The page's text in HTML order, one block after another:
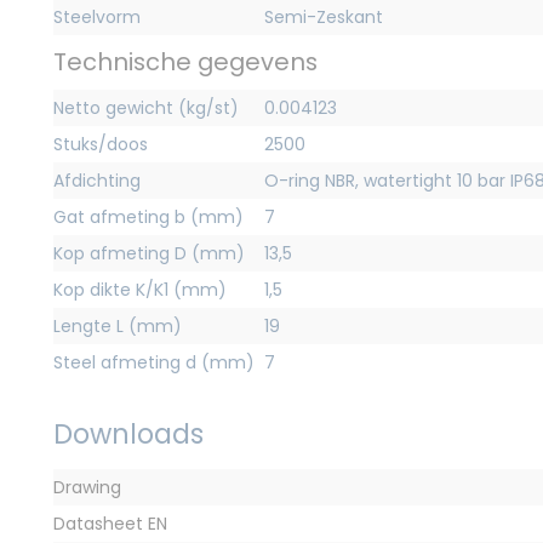
Steelvorm Semi-Zeskant
Technische gegevens
Netto gewicht (kg/st)
0.004123
Stuks/doos
2500
Afdichting
O-ring NBR, watertight 10 bar
Gat afmeting b (mm)
7
Kop afmeting D (mm)
13,5
Kop dikte K/K1 (mm)
1,5
Lengte L (mm)
19
Steel afmeting d (mm) 7
Downloads
Drawing
Datasheet EN